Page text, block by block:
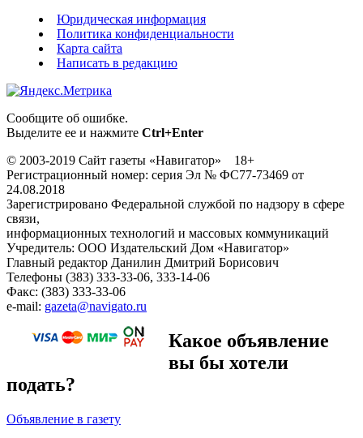
Юридическая информация
Политика конфиденциальности
Карта сайта
Написать в редакцию
Сообщите об ошибке.
Выделите ее и нажмите Ctrl+Enter
© 2003-2019 Сайт газеты «Навигатор» 18+
Регистрационный номер: серия Эл № ФС77-73469 от
24.08.2018
Зарегистрировано Федеральной службой по надзору в сфере
связи,
информационных технологий и массовых коммуникаций
Учредитель: ООО Издательский Дом «Навигатор»
Главный редактор Данилин Дмитрий Борисович
Телефоны (383) 333-33-06, 333-14-06
Факс: (383) 333-33-06
e-mail: gazeta@navigato.ru
Какое объявление
вы бы хотели
подать?
Объявление в газету